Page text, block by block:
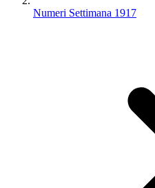
Numeri Settimana 1917